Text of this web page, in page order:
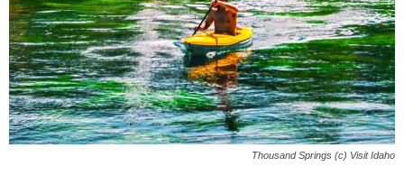
Thousand Springs (c) Visit Idaho